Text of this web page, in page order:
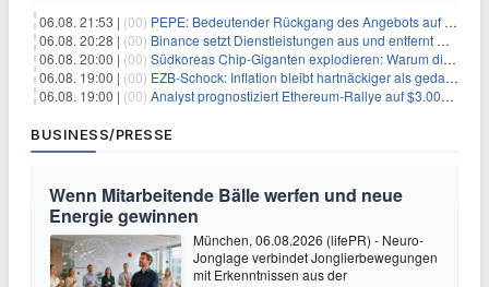
06.08. 21:53 | (00) PEPE: Bedeutender Rückgang des Angebots auf Börsen – Was kommt als Nächstes?
06.08. 20:28 | (00) Binance setzt Dienstleistungen aus und entfernt mehrere Krypto-Paare: Wer ist betroffen?
06.08. 20:00 | (00) Südkoreas Chip-Giganten explodieren: Warum dieser Rekord-Tag die KI-Branche erschüttert
06.08. 19:00 | (00) EZB-Schock: Inflation bleibt hartnäckiger als gedacht – 2027 wird zum kritischen Test
06.08. 19:00 | (00) Analyst prognostiziert Ethereum-Rallye auf $3.000 nach entscheidendem On-Chain-Ausbruch
BUSINESS/PRESSE
Wenn Mitarbeitende Bälle werfen und neue
Energie gewinnen
München, 06.08.2026 (lifePR) - Neuro-
Jonglage verbindet Jonglierbewegungen
mit Erkenntnissen aus der